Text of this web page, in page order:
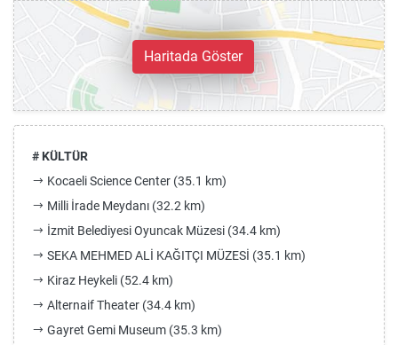
Haritada Göster
# KÜLTÜR
Kocaeli Science Center (35.1 km)
Milli İrade Meydanı (32.2 km)
İzmit Belediyesi Oyuncak Müzesi (34.4 km)
SEKA MEHMED ALİ KAĞITÇI MÜZESİ (35.1 km)
Kiraz Heykeli (52.4 km)
Alternaif Theater (34.4 km)
Gayret Gemi Museum (35.3 km)